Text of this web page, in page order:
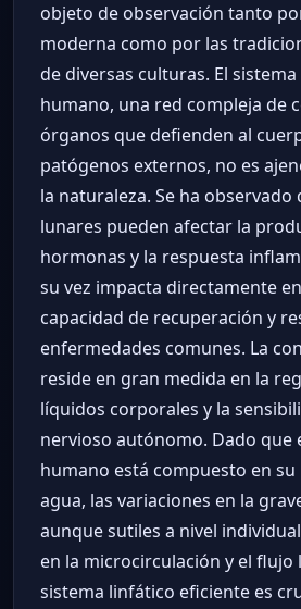
objeto de observación tanto
moderna como por las
de diversas culturas. El
humano, una red compleja de
órganos que defienden al
patógenos externos, no es
la naturaleza. Se ha observado
lunares pueden afectar la
hormonas y la respuesta
su vez impacta directamente
capacidad de recuperación y
enfermedades comunes. La
reside en gran medida en la
líquidos corporales y la
nervioso autónomo. Dado que
humano está compuesto en
agua, las variaciones en la
aunque sutiles a nivel
en la microcirculación y el flujo
sistema linfático eficiente es